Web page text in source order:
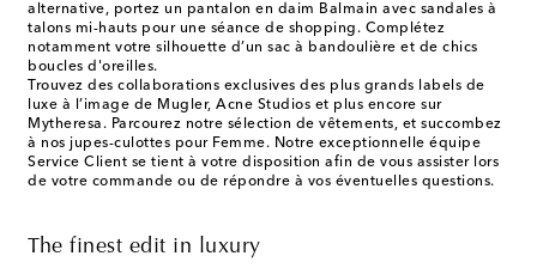
alternative, portez un pantalon en daim Balmain avec sandales à
talons mi-hauts pour une séance de shopping. Complétez
notamment votre silhouette d’un sac à bandoulière et de chics
boucles d'oreilles.
Trouvez des collaborations exclusives des plus grands labels de
luxe à l’image de Mugler, Acne Studios et plus encore sur
Mytheresa. Parcourez notre sélection de vêtements, et succombez
à nos jupes-culottes pour Femme. Notre exceptionnelle équipe
Service Client se tient à votre disposition afin de vous assister lors
de votre commande ou de répondre à vos éventuelles questions.
The finest edit in luxury